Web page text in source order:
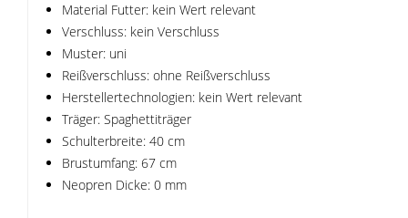
Material Futter: kein Wert relevant
Verschluss: kein Verschluss
Muster: uni
Reißverschluss: ohne Reißverschluss
Herstellertechnologien: kein Wert relevant
Träger: Spaghettiträger
Schulterbreite: 40 cm
Brustumfang: 67 cm
Neopren Dicke: 0 mm